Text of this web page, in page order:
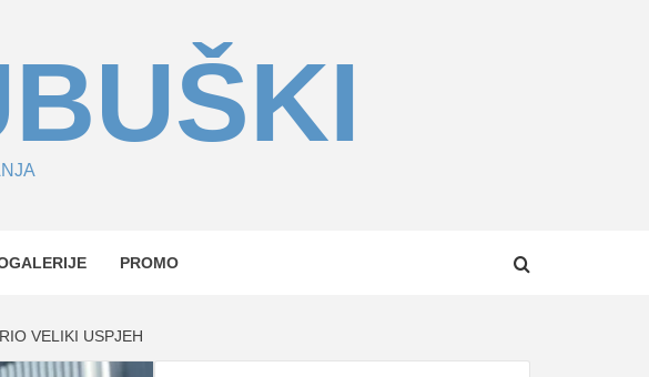
PROMO
VELIKI USPJEH